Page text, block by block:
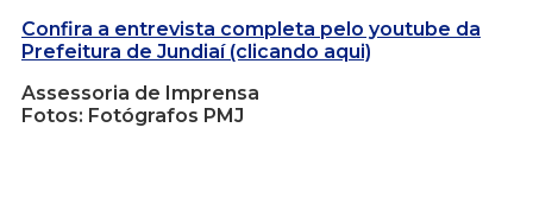
Confira a entrevista completa pelo youtube da
Prefeitura de Jundiaí (clicando aqui)
Assessoria de Imprensa
Fotos: Fotógrafos PMJ